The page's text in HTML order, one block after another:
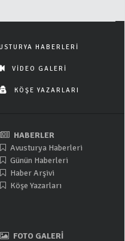
HABERLERİ
VİDEO GALERİ
KÖŞE YAZARLARI
HABERLER
Avusturya Haberleri
Günün Haberleri
Haber Arşivi
Köşe Yazarları
FOTO GALERİ